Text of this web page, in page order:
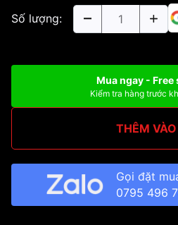
Số lượng:
Mua ngay - Free
Kiểm tra hàng trước
THÊM VÀO
Gọi đặt
0795 496